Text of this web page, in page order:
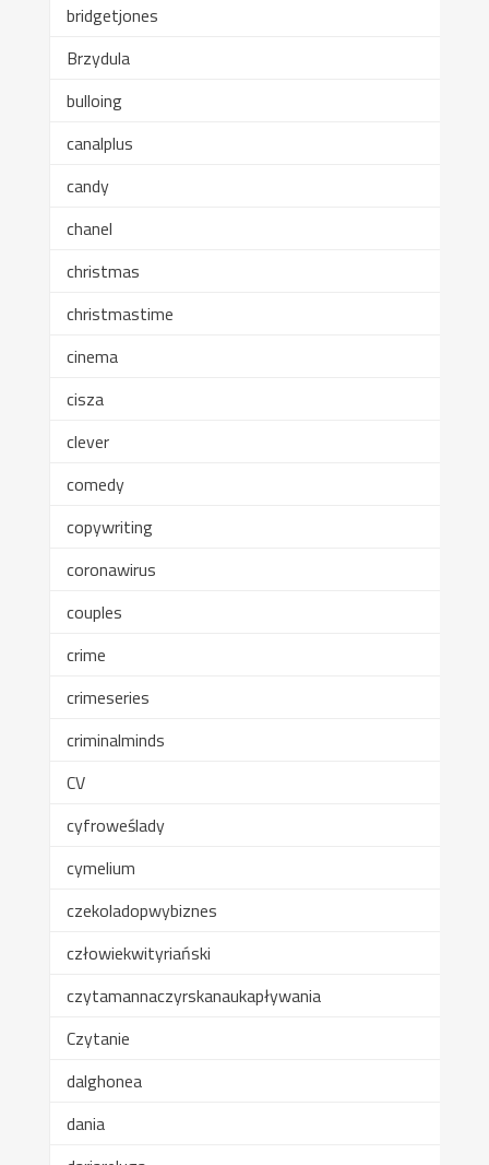
bridgetjones
Brzydula
bulloing
canalplus
candy
chanel
christmas
christmastime
cinema
cisza
clever
comedy
copywriting
coronawirus
couples
crime
crimeseries
criminalminds
CV
cyfroweślady
cymelium
czekoladopwybiznes
człowiekwityriański
czytamannaczyrskanaukapływania
Czytanie
dalghonea
dania